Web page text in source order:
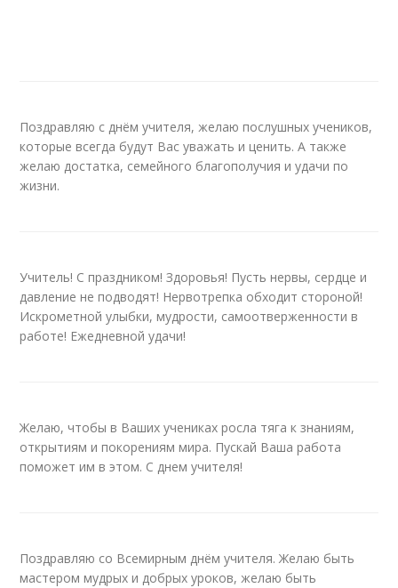
Поздравляю с днём учителя, желаю послушных учеников,
которые всегда будут Вас уважать и ценить. А также
желаю достатка, семейного благополучия и удачи по
жизни.
Учитель! С праздником! Здоровья! Пусть нервы, сердце и
давление не подводят! Нервотрепка обходит стороной!
Искрометной улыбки, мудрости, самоотверженности в
работе! Ежедневной удачи!
Желаю, чтобы в Ваших учениках росла тяга к знаниям,
открытиям и покорениям мира. Пускай Ваша работа
поможет им в этом. С днем учителя!
Поздравляю со Всемирным днём учителя. Желаю быть
мастером мудрых и добрых уроков, желаю быть